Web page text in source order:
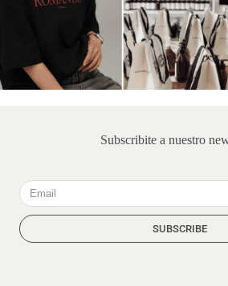
Subscribite a nuestro
Email
SUBSCRIBE